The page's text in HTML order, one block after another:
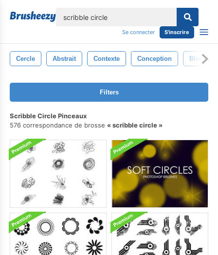
Se connecter S'inscrire
Cercle Abstrait Contexte Conception Bleu
Filters
Scribble Circle Pinceaux
576 correspondance de brosse
scribble circle